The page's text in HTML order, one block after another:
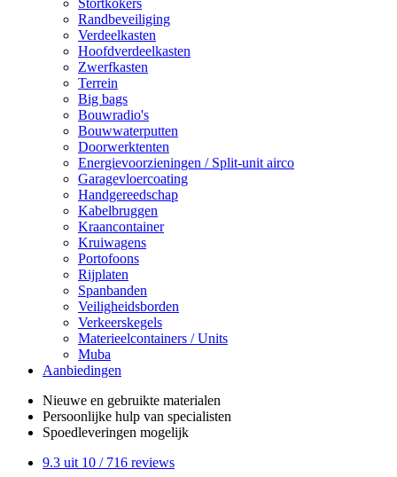
Stortkokers
Randbeveiliging
Verdeelkasten
Hoofdverdeelkasten
Zwerfkasten
Terrein
Big bags
Bouwradio's
Bouwwaterputten
Doorwerktenten
Energievoorzieningen / Split-unit airco
Garagevloercoating
Handgereedschap
Kabelbruggen
Kraancontainer
Kruiwagens
Portofoons
Rijplaten
Spanbanden
Veiligheidsborden
Verkeerskegels
Materieelcontainers / Units
Muba
Aanbiedingen
Nieuwe en gebruikte materialen
Persoonlijke hulp van specialisten
Spoedleveringen mogelijk
9.3 uit 10 / 716 reviews